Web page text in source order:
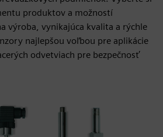
produktov a možností
výroba, vynikajúca kvalita a rýchle
najlepšou voľbou pre aplikácie
odvetviach pre bezpečnosť